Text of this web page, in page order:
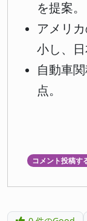
を提案。
アメリ
小し、日
自動車
点。
コメント投稿す